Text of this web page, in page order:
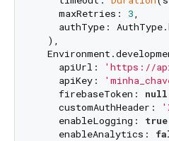
    maxRetries:
3,
authType:
  ),
    apiUrl:
'https://
    apiKey:
    firebaseToken:
null
    customAuthHeader:
    enableLogging:
true
    enableAnalytics: